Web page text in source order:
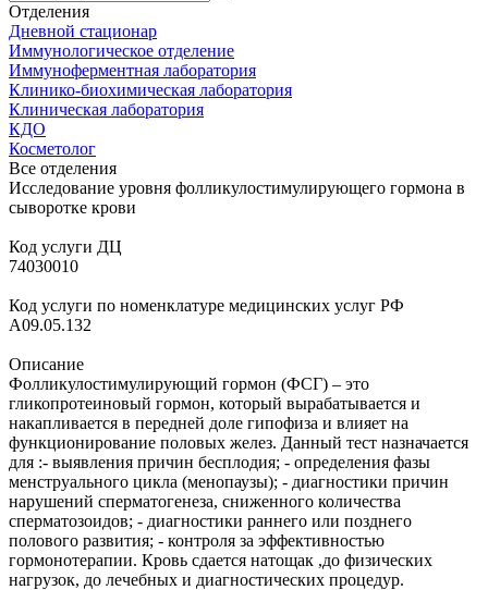
Отделения
Дневной стационар
Иммунологическое отделение
Иммуноферментная лаборатория
Клинико-биохимическая лаборатория
Клиническая лаборатория
КДО
Косметолог
Все отделения
Исследование уровня фолликулостимулирующего гормона в
сыворотке крови
Код услуги ДЦ
74030010
Код услуги по номенклатуре медицинских услуг РФ
A09.05.132
Описание
Фолликулостимулирующий гормон (ФСГ) – это
гликопротеиновый гормон, который вырабатывается и
накапливается в передней доле гипофиза и влияет на
функционирование половых желез. Данный тест назначается
для :- выявления причин бесплодия; - определения фазы
менструального цикла (менопаузы); - диагностики причин
нарушений сперматогенеза, сниженного количества
сперматозоидов; - диагностики раннего или позднего
полового развития; - контроля за эффективностью
гормонотерапии. Кровь сдается натощак ,до физических
нагрузок, до лечебных и диагностических процедур.